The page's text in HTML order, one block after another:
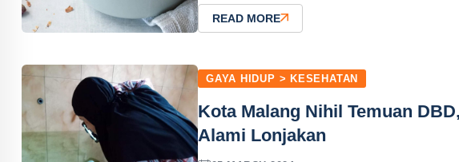
READ MORE
GAYA HIDUP > KESEHATAN
Kota Malang Nihil Temuan
Alami Lonjakan